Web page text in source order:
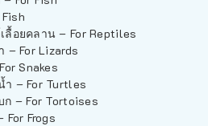
ลื้อยคลาน – For Reptiles
– For Lizards
Snakes
ำ – For Turtles
ก – For Tortoises
For Frogs